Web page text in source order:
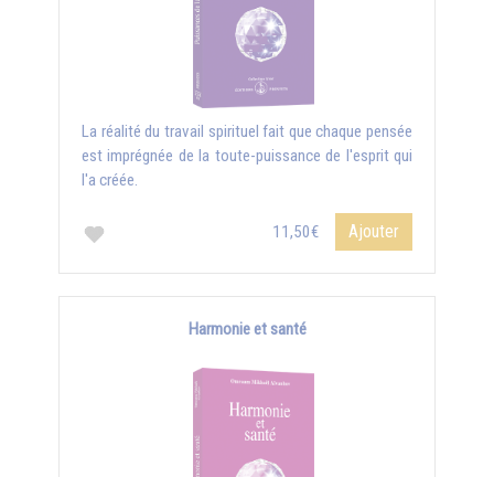
La réalité du travail spirituel fait que chaque pensée
est imprégnée de la toute-puissance de l'esprit qui
l'a créée.
11,50€ Ajouter
Harmonie et santé